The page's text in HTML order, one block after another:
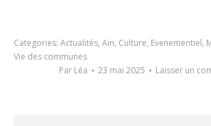
Categories: Actualités, Ain, Culture, Evenementiel,
Vie des communes
Par Léa 23 mai 2025 Laisser un